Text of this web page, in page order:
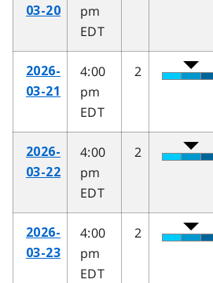
03-20
pm
EDT
2026-
03-21
4:00
pm
EDT
2
2026-
03-22
4:00
pm
EDT
2
2026-
03-23
4:00
pm
EDT
2